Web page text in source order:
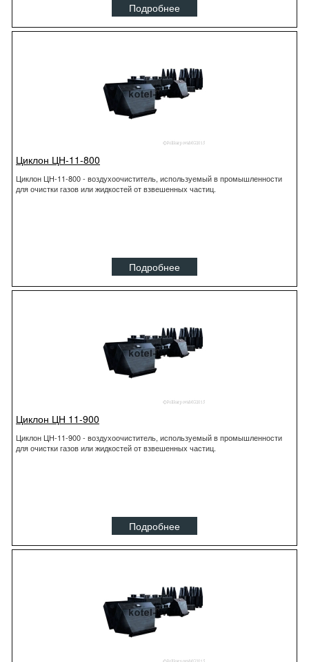
Подробнее
Циклон ЦН-11-800
Циклон ЦН-11-800 - воздухоочиститель, используемый в промышленности
для очистки газов или жидкостей от взвешенных частиц.
Подробнее
Циклон ЦН 11-900
Циклон ЦН-11-900 - воздухоочиститель, используемый в промышленности
для очистки газов или жидкостей от взвешенных частиц.
Подробнее